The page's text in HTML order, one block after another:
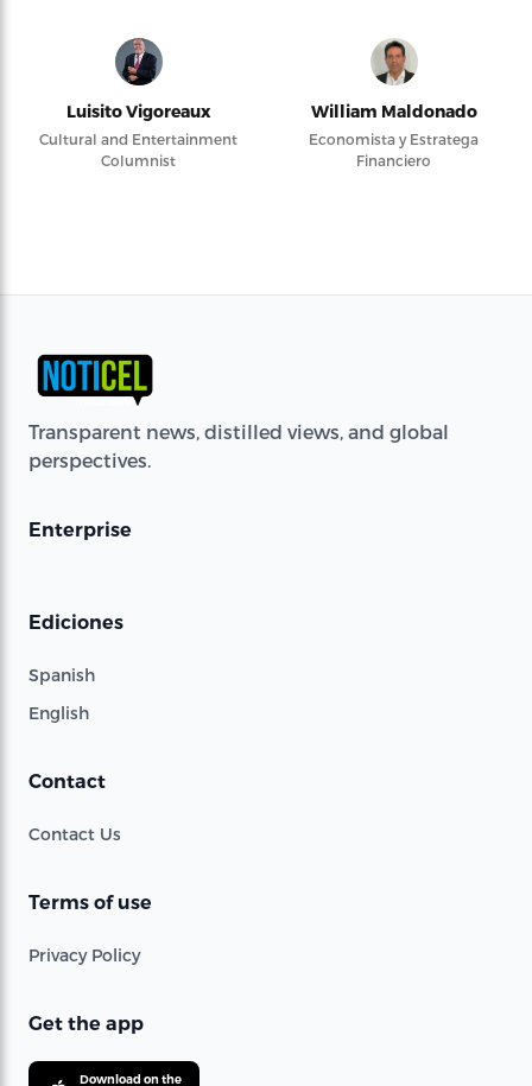
Luisito Vigoreaux
Cultural and Entertainment
Columnist
William Maldonado
Economista y Estratega
Financiero
Transparent news, distilled views, and global
perspectives.
Enterprise
Ediciones
Spanish
English
Contact
Contact Us
Terms of use
Privacy Policy
Get the app
Download on the